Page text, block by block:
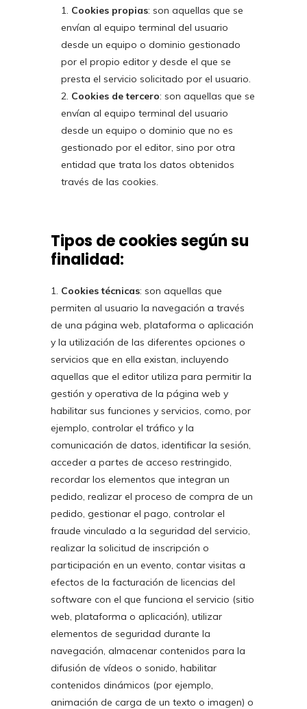
Cookies propias: son aquellas que se
envían al equipo terminal del usuario
desde un equipo o dominio gestionado
por el propio editor y desde el que se
presta el servicio solicitado por el usuario.
Cookies de tercero: son aquellas que se
envían al equipo terminal del usuario
desde un equipo o dominio que no es
gestionado por el editor, sino por otra
entidad que trata los datos obtenidos
través de las cookies.
Tipos de cookies según su
finalidad:
Cookies técnicas: son aquellas que
permiten al usuario la navegación a través
de una página web, plataforma o aplicación
y la utilización de las diferentes opciones o
servicios que en ella existan, incluyendo
aquellas que el editor utiliza para permitir la
gestión y operativa de la página web y
habilitar sus funciones y servicios, como, por
ejemplo, controlar el tráfico y la
comunicación de datos, identificar la sesión,
acceder a partes de acceso restringido,
recordar los elementos que integran un
pedido, realizar el proceso de compra de un
pedido, gestionar el pago, controlar el
fraude vinculado a la seguridad del servicio,
realizar la solicitud de inscripción o
participación en un evento, contar visitas a
efectos de la facturación de licencias del
software con el que funciona el servicio (sitio
web, plataforma o aplicación), utilizar
elementos de seguridad durante la
navegación, almacenar contenidos para la
difusión de vídeos o sonido, habilitar
contenidos dinámicos (por ejemplo,
animación de carga de un texto o imagen) o